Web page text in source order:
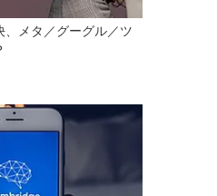
、メタ／グーグル／ツ